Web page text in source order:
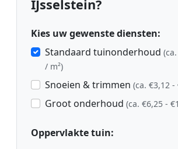
IJsselstein?
Kies uw gewenste diensten:
Standaard tuinonderhoud
/ m²)
Snoeien & trimmen (ca. €3,12 -
Groot onderhoud (ca. €6,25 -
Oppervlakte tuin: